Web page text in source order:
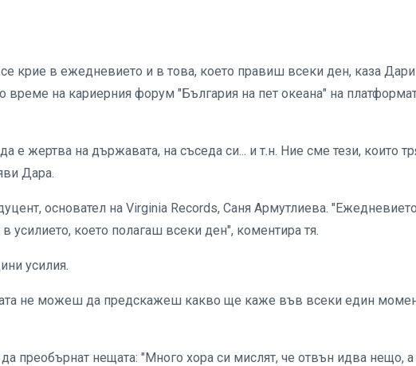
крие в ежедневието и в това, което правиш всеки ден, каза
време на кариерния форум "България на пет океана" на
е жертва на държавата, на съседа си... и т.н. Ние сме тези, които
Дара.
основател на Virginia Records, Саня Армутлиева.
усилието, което полагаш всеки ден", коментира тя.
усилия.
не можеш да предскажеш какво ще каже във всеки един
преобърнат нещата: "Много хора си мислят, че отвън идва нещо, а